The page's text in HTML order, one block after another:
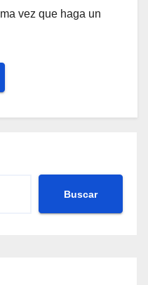
vez que haga un
Buscar